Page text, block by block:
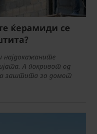
ќерамиди се
најдокажаните
А покривот од
заштита за домот